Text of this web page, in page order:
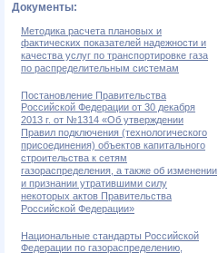
Документы:
Методика расчета плановых и
фактических показателей надежности и
качества услуг по транспортировке газа
по распределительным системам
Постановление Правительства
Российской Федерации от 30 декабря
2013 г. от №1314 «Об утверждении
Правил подключения (технологического
присоединения) объектов капитального
строительства к сетям
газораспределения, а также об изменении
и признании утратившими силу
некоторых актов Правительства
Российской Федерации»
Национальные стандарты Российской
Федерации по газораспределению,